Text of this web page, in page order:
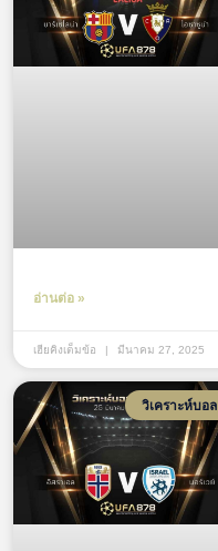
อ่านต่อ »
เฮียคิงเต็มข้อ มีนาคม 27, 2025
วิเคราะห์บอล